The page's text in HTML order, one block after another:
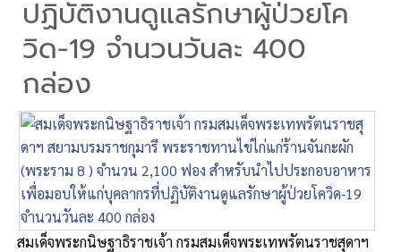
ปฏิบัติงานดูแลรักษาผู้ป่วยโค
วิด-19 จำนวนวันละ 400
กล่อง
สมเด็จพระกนิษฐาธิราชเจ้า กรมสมเด็จพระเทพรัตนราชสุดาฯ